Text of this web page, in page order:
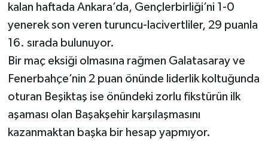
kalan haftada Ankara’da, Gençlerbirliği’ni 1-0
yenerek son veren turuncu-lacivertliler, 29 puanla
16. sırada bulunuyor.
Bir maç eksiği olmasına rağmen Galatasaray ve
Fenerbahçe’nin 2 puan önünde liderlik koltuğunda
oturan Beşiktaş ise önündeki zorlu fikstürün ilk
aşaması olan Başakşehir karşılaşmasını
kazanmaktan başka bir hesap yapmıyor.